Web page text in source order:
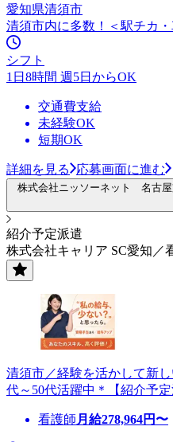
愛知県清須市
清須市内に多数！＜駅チカ
シフト
1日8時間 週5日からOK
交通費支給
未経験OK
短期OK
詳細を見る 応募画面に進む
株式会社ニッソーネット 名古屋
紹介予定派遣
株式会社キャリア SC愛知／
清須市／経験を活かして新
代～50代活躍中＊【紹介予定
看護師 月給278,964円〜